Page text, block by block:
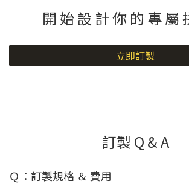
開 始 設 計 你 的 專 屬
立即訂製
訂製 Q & A
Ｑ：訂製規格 ＆ 費用